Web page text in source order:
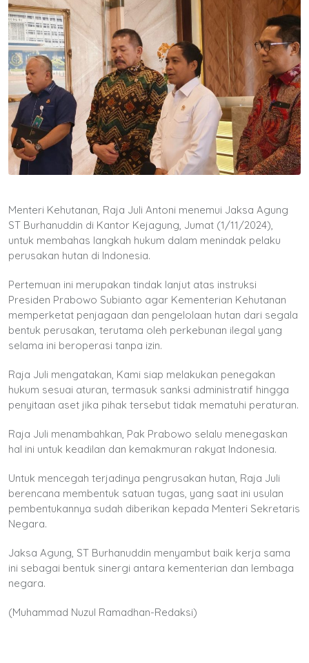
Menteri Kehutanan, Raja Juli Antoni menemui Jaksa Agung
ST Burhanuddin di Kantor Kejagung, Jumat (1/11/2024),
untuk membahas langkah hukum dalam menindak pelaku
perusakan hutan di Indonesia.
Pertemuan ini merupakan tindak lanjut atas instruksi
Presiden Prabowo Subianto agar Kementerian Kehutanan
memperketat penjagaan dan pengelolaan hutan dari segala
bentuk perusakan, terutama oleh perkebunan ilegal yang
selama ini beroperasi tanpa izin.
Raja Juli mengatakan, Kami siap melakukan penegakan
hukum sesuai aturan, termasuk sanksi administratif hingga
penyitaan aset jika pihak tersebut tidak mematuhi peraturan.
Raja Juli menambahkan, Pak Prabowo selalu menegaskan
hal ini untuk keadilan dan kemakmuran rakyat Indonesia.
Untuk mencegah terjadinya pengrusakan hutan, Raja Juli
berencana membentuk satuan tugas, yang saat ini usulan
pembentukannya sudah diberikan kepada Menteri Sekretaris
Negara.
Jaksa Agung, ST Burhanuddin menyambut baik kerja sama
ini sebagai bentuk sinergi antara kementerian dan lembaga
negara.
(Muhammad Nuzul Ramadhan-Redaksi)